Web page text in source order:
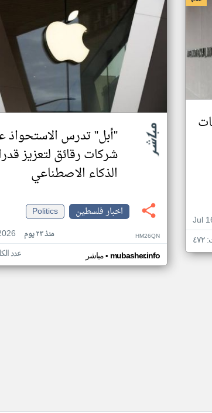
Jul
"أبل" تدرس الاستحواذ
شركات رقائق لتعزيز
الذكاء الاصطناعي
اخبار فلسطين
Politics
منذ ٢٣ يوم HM26QN
مباشر• mubasher.info عدد